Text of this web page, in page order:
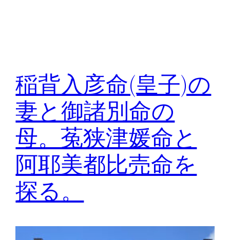
稲背入彦命(皇子)の
妻と御諸別命の
母。菟狭津媛命と
阿耶美都比売命を
探る。